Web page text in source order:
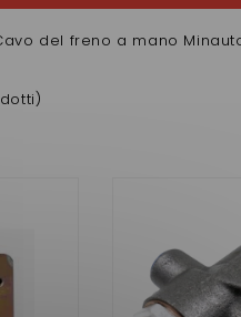
del freno a mano